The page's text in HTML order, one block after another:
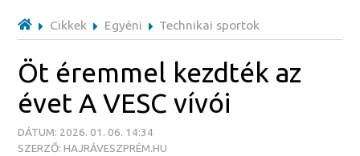
Cikkek Egyéni Technikai sportok
Öt éremmel kezdték az
évet A VESC vívói
DÁTUM: 2026. 01. 06. 14:34
SZERZŐ: HAJRÁVESZPRÉM.HU